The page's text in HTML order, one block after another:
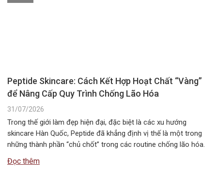
Peptide Skincare: Cách Kết Hợp Hoạt Chất “Vàng”
để Nâng Cấp Quy Trình Chống Lão Hóa
31/07/2026
Trong thế giới làm đẹp hiện đại, đặc biệt là các xu hướng
skincare Hàn Quốc, Peptide đã khẳng định vị thế là một trong
những thành phần “chủ chốt” trong các routine chống lão hóa.
nhất vẫn là băn…
Đọc thêm